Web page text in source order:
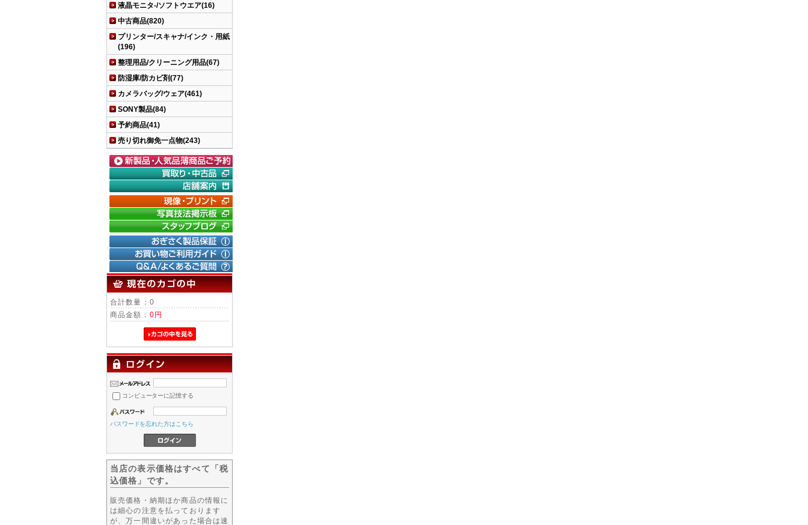
液晶モニタ-/ソフトウエア(16)
中古商品(820)
プリンター/スキャナ/インク・用紙
(196)
整理用品/クリーニング用品(67)
防湿庫/防カビ剤(77)
カメラバッグ/ウェア(461)
SONY製品(84)
予約商品(41)
売り切れ御免一点物(243)
合計数量：0
商品金額： 0円
コンピューターに記憶する
パスワードを忘れた方はこちら
当店の表示価格はすべて「税
込価格」です。
販売価格・納期ほか商品の情報に
は細心の注意を払っております
が、万一間違いがあった場合は速